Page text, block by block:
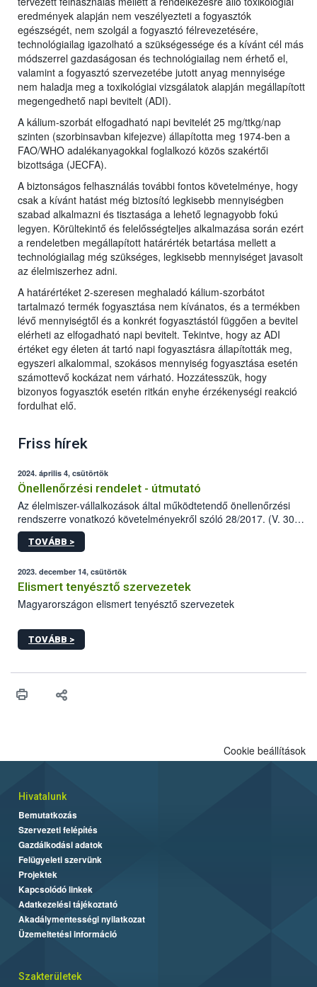
eredmények alapján nem veszélyezteti a fogyasztók
egészségét, nem szolgál a fogyasztó félrevezetésére,
technológiailag igazolható a szükségessége és a kívánt cél más
módszerrel gazdaságosan és technológiailag nem érhető el,
valamint a fogyasztó szervezetébe jutott anyag mennyisége
nem haladja meg a toxikológiai vizsgálatok alapján megállapított
megengedhető napi bevitelt (ADI).
A kálium-szorbát elfogadható napi bevitelét 25 mg/ttkg/nap
szinten (szorbinsavban kifejezve) állapította meg 1974-ben a
FAO/WHO adalékanyagokkal foglalkozó közös szakértői
bizottsága (JECFA).
A biztonságos felhasználás további fontos követelménye, hogy
csak a kívánt hatást még biztosító legkisebb mennyiségben
szabad alkalmazni és tisztasága a lehető legnagyobb fokú
legyen. Körültekintő és felelősségteljes alkalmazása során ezért
a rendeletben megállapított határérték betartása mellett a
technológiailag még szükséges, legkisebb mennyiséget javasolt
az élelmiszerhez adni.
A határértéket 2-szeresen meghaladó kálium-szorbátot
tartalmazó termék fogyasztása nem kívánatos, és a termékben
lévő mennyiségtől és a konkrét fogyasztástól függően a bevitel
elérheti az elfogadható napi bevitelt. Tekintve, hogy az ADI
értéket egy életen át tartó napi fogyasztásra állapították meg,
egyszeri alkalommal, szokásos mennyiség fogyasztása esetén
számottevő kockázat nem várható. Hozzátesszük, hogy
bizonyos fogyasztók esetén ritkán enyhe érzékenységi reakció
fordulhat elő.
Friss hírek
2024. április 4, csütörtök
Önellenőrzési rendelet - útmutató
Az élelmiszer-vállalkozások által működtetendő önellenőrzési
rendszerre vonatkozó követelményekről szóló 28/2017. (V. 30.)
FM rendelet (a továbbiakban: rendelet) 2023 novemberi
módosítása komoly változást jelent a közép- és
TOVÁBB >
2023. december 14, csütörtök
Elismert tenyésztő szervezetek
Magyarországon elismert tenyésztő szervezetek
TOVÁBB >
Cookie beállítások
Hivatalunk
Bemutatkozás
Szervezeti felépítés
Gazdálkodási adatok
Felügyeleti szervünk
Projektek
Kapcsolódó linkek
Adatkezelési tájékoztató
Akadálymentességi nyilatkozat
Üzemeltetési információ
Szakterületek